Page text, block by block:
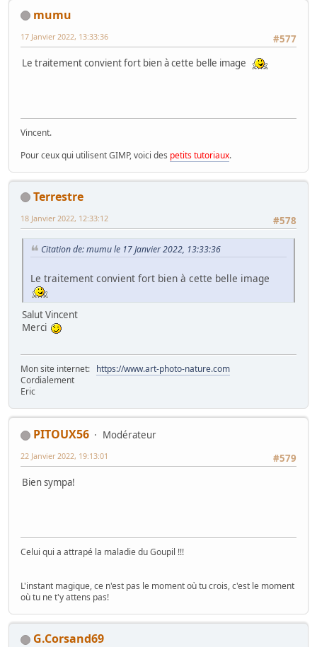
mumu
#577
17 Janvier 2022, 13:33:36
Le traitement convient fort bien à cette belle image
Vincent.
Pour ceux qui utilisent GIMP, voici des petits tutoriaux.
Terrestre
#578
18 Janvier 2022, 12:33:12
Citation de: mumu le 17 Janvier 2022, 13:33:36
Le traitement convient fort bien à cette belle image
Salut Vincent
Merci
Mon site internet: https://www.art-photo-nature.com
Cordialement
Eric
PITOUX56
Modérateur
#579
22 Janvier 2022, 19:13:01
Bien sympa!
Celui qui a attrapé la maladie du Goupil !!!
L'instant magique, ce n'est pas le moment où tu crois, c'est le moment
où tu ne t'y attens pas!
G.Corsand69